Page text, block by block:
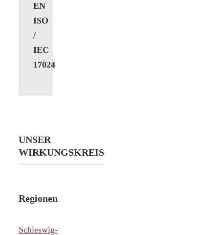
EN
ISO
/
IEC
17024
UNSER
WIRKUNGSKREIS
Regionen
Schleswig-